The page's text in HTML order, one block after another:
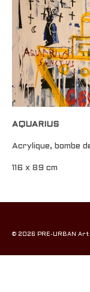
AQUARIUS
Acrylique, bombe
116 x 89 cm
© 2026 PRE-URBAN Art